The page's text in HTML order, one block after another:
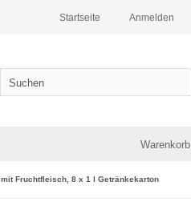
Anmelden
Startseite
Warenkorb
Fruchtfleisch, 8 x 1 l Getränkekarton